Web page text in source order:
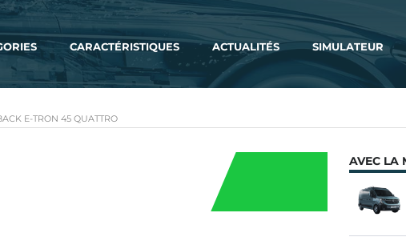
CARACTÉRISTIQUES ACTUALITÉS SIMULATEUR
E-TRON 45 QUATTRO
AVEC LA